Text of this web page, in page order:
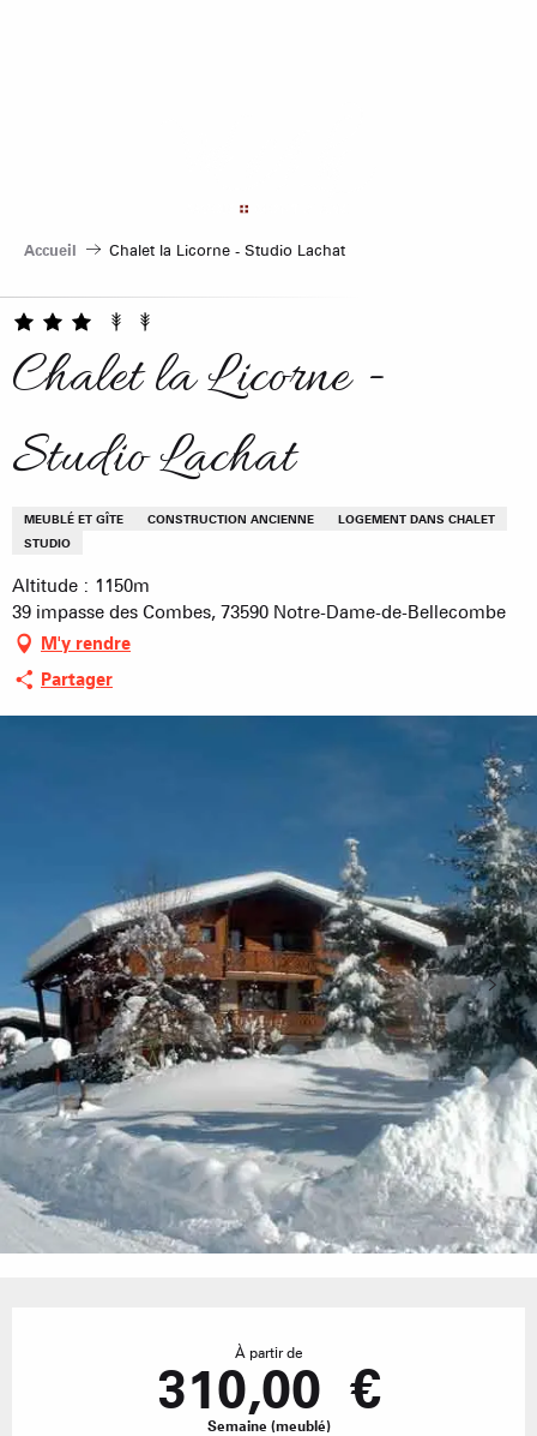
Accueil Chalet la Licorne - Studio Lachat
Chalet la Licorne -
Studio Lachat
MEUBLÉ ET GÎTE CONSTRUCTION ANCIENNE
LOGEMENT DANS CHALET
STUDIO
Altitude : 1150m
39 impasse des Combes, 73590 Notre-Dame-de-Bellecombe
M'y rendre
Partager
Ouverture et coordonnées
À partir de
310,00 €
Semaine (meublé)